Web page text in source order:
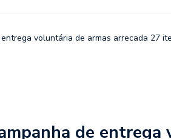
entrega voluntária de armas arrecada 27
de